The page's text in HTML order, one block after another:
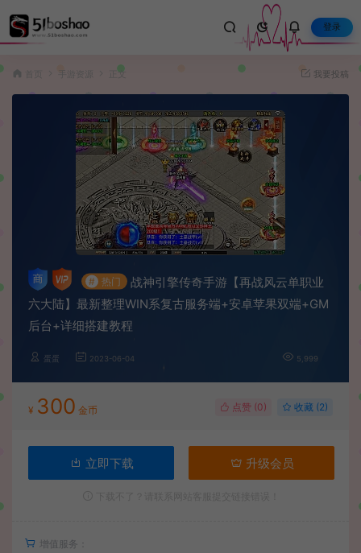
登录
手游资源 正文 我要投稿
# 热门
战神引擎传奇手游【再战风云单职业
六大陆】最新整理WIN系复古服务端+安卓苹果双端+GM
后台+详细搭建教程
蛋蛋 2023-06-04 5,999
¥ 300 金币 点赞 (0) 收藏 (2)
立即下载 升级会员
增值服务：